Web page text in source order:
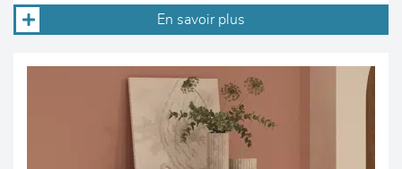
En savoir plus